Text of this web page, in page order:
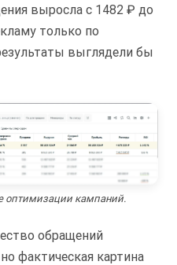
выросла с 1482 ₽ до
только по
выглядели бы
оптимизации кампаний.
обращений
фактическая картина